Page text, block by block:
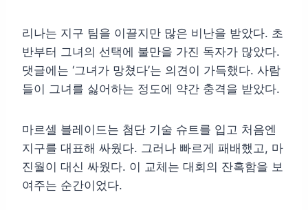
리나는 지구 팀을 이끌지만 많은 비난을 받았다. 초
반부터 그녀의 선택에 불만을 가진 독자가 많았다.
댓글에는 ‘그녀가 망쳤다’는 의견이 가득했다. 사람
들이 그녀를 싫어하는 정도에 약간 충격을 받았다.
마르셀 블레이드는 첨단 기술 슈트를 입고 처음엔
지구를 대표해 싸웠다. 그러나 빠르게 패배했고, 마
진월이 대신 싸웠다. 이 교체는 대회의 잔혹함을 보
여주는 순간이었다.